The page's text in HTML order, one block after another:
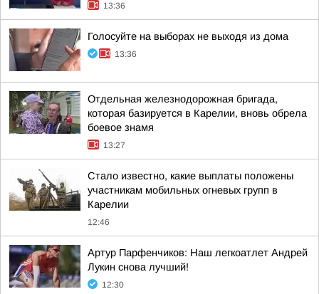
13:36
Голосуйте на выборах не выходя из дома
13:36
Отдельная железнодорожная бригада,
которая базируется в Карелии, вновь обрела
боевое знамя
13:27
Стало известно, какие выплаты положены
участникам мобильных огневых групп в
Карелии
12:46
Артур Парфенчиков: Наш легкоатлет Андрей
Лукин снова лучший!
12:30